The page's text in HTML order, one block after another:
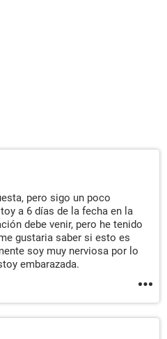
pero sigo un poco
a 6 días de la fecha en la
debe venir, pero he tenido
gustaria saber si esto es
soy muy nerviosa por lo
embarazada.